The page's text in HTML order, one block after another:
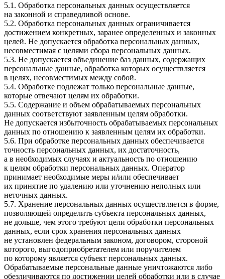
5.1. Обработка персональных данных осуществляется
на законной и справедливой основе.
5.2. Обработка персональных данных ограничивается
достижением конкретных, заранее определенных и законных
целей. Не допускается обработка персональных данных,
несовместимая с целями сбора персональных данных.
5.3. Не допускается объединение баз данных, содержащих
персональные данные, обработка которых осуществляется
в целях, несовместимых между собой.
5.4. Обработке подлежат только персональные данные,
которые отвечают целям их обработки.
5.5. Содержание и объем обрабатываемых персональных
данных соответствуют заявленным целям обработки.
Не допускается избыточность обрабатываемых персональных
данных по отношению к заявленным целям их обработки.
5.6. При обработке персональных данных обеспечивается
точность персональных данных, их достаточность,
а в необходимых случаях и актуальность по отношению
к целям обработки персональных данных. Оператор
принимает необходимые меры и/или обеспечивает
их принятие по удалению или уточнению неполных или
неточных данных.
5.7. Хранение персональных данных осуществляется в форме,
позволяющей определить субъекта персональных данных,
не дольше, чем этого требуют цели обработки персональных
данных, если срок хранения персональных данных
не установлен федеральным законом, договором, стороной
которого, выгодоприобретателем или поручителем
по которому является субъект персональных данных.
Обрабатываемые персональные данные уничтожаются либо
обезличиваются по достижении целей обработки или в случае